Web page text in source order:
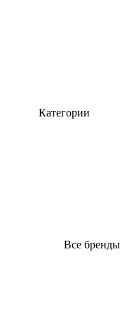
Категории
Все бренды